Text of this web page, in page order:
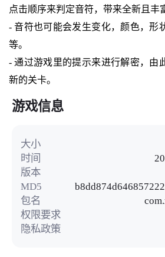
点击顺序来判定音符，带来全新且丰
- 音符也可能会发生变化，颜色，形
等。
- 通过游戏里的提示来进行解密，由
新的关卡。
游戏信息
大小
时间
版本
MD5
包名
权限要求
隐私政策